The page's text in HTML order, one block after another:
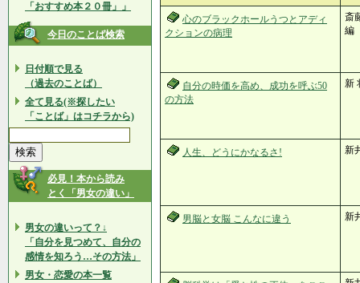
「おすすめ本２０冊」」
今日のことば検索
日付順で見る
（過去のことば）
全て見る(※探したい
「ことば」はコチラから)
必見！本から読み
とく「男女の違い」
男女の違いって？↓
「自分を見つめて、自分の
感情を知ろう…その方法」
男女・恋愛の本一覧
心のブラックホールうつとアディ
クションの病理
斎
自分の時価を高め、成功を呼ぶ50
の方法
新
人生、どうにかなるさ! 新
男脳と女脳 こんなに違う 新